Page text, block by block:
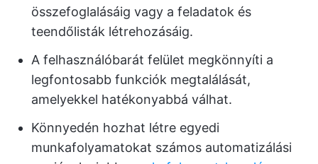
összefoglalásáig vagy a feladatok és
teendőlisták létrehozásáig.
A felhasználóbarát felület megkönnyíti a
legfontosabb funkciók megtalálását,
amelyekkel hatékonyabbá válhat.
Könnyedén hozhat létre egyedi
munkafolyamatokat számos automatizálási